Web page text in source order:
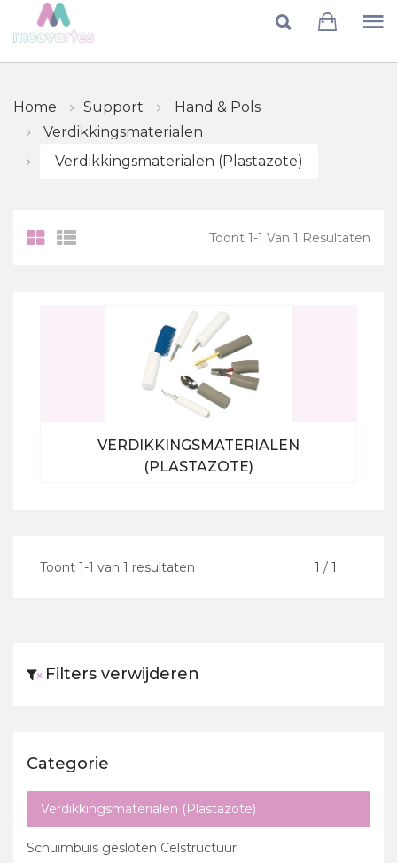
Skip to main content
Home Support
Hand & Pols
Verdikkingsmaterialen
Verdikkingsmaterialen (Plastazote)
× Filters verwijderen
Categorie
Verdikkingsmaterialen (Plastazote)
Schuimbuis gesloten Celstructuur
Toont 1-1 Van 1 Resultaten
VERDIKKINGSMATERIALEN
(PLASTAZOTE)
Toont 1-1 van 1 resultaten 1 / 1